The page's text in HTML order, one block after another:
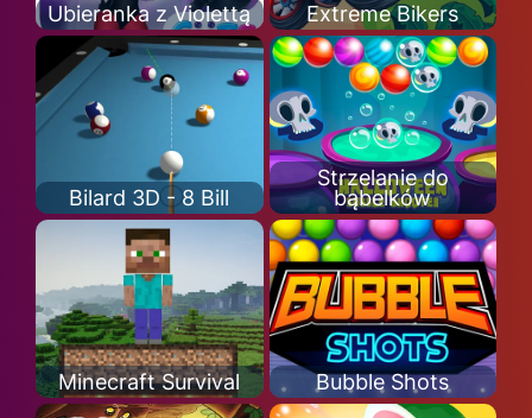
Ubieranka z Violettą Extreme Bikers
Bilard 3D - 8 Bill
Strzelanie do
bąbelków
Minecraft Survival Bubble Shots